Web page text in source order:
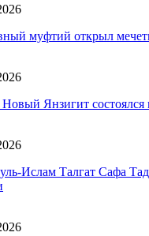
муфтий открыл
Новый Янзигит
Ислам Талгат Сафа